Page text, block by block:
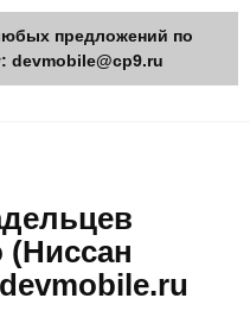
техники,
(Ниссан
предложений по
devmobile@cp9.ru